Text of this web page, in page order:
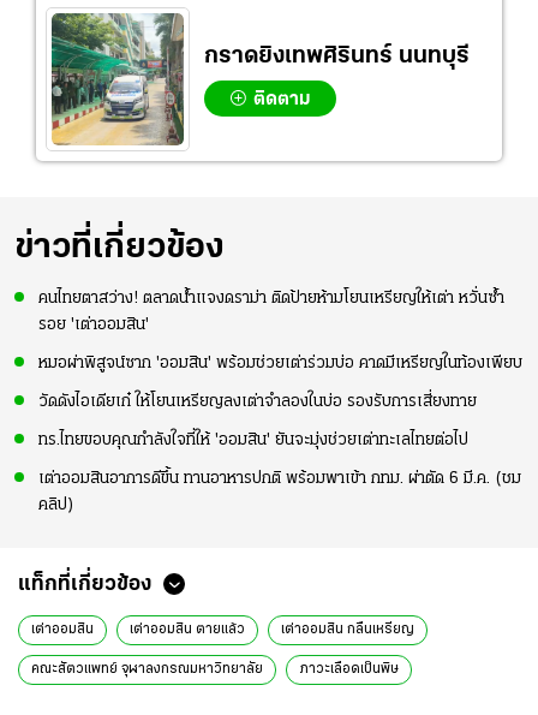
กราดยิงเทพศิรินทร์ นนทบุรี
ติดตาม
ข่าวที่เกี่ยวข้อง
คนไทยตาสว่าง! ตลาดน้ำแจงดราม่า ติดป้ายห้ามโยนเหรียญให้เต่า หวั่นซ้ำ
รอย 'เต่าออมสิน'
หมอผ่าพิสูจน์ซาก 'ออมสิน' พร้อมช่วยเต่าร่วมบ่อ คาดมีเหรียญในท้องเพียบ
วัดดังไอเดียเก๋ ให้โยนเหรียญลงเต่าจำลองในบ่อ รองรับการเสี่ยงทาย
ทร.ไทยขอบคุณกำลังใจที่ให้ 'ออมสิน' ยันจะมุ่งช่วยเต่าทะเลไทยต่อไป
เต่าออมสินอาการดีขึ้น ทานอาหารปกติ พร้อมพาเข้า กทม. ผ่าตัด 6 มี.ค. (ชม
คลิป)
แท็กที่เกี่ยวข้อง
เต่าออมสิน เต่าออมสิน ตายแล้ว เต่าออมสิน กลืนเหรียญ
คณะสัตวแพทย์ จุฬาลงกรณมหาวิทยาลัย ภาวะเลือดเป็นพิษ